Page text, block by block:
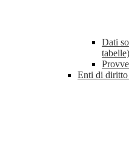
Dati
tabelle)
Enti di